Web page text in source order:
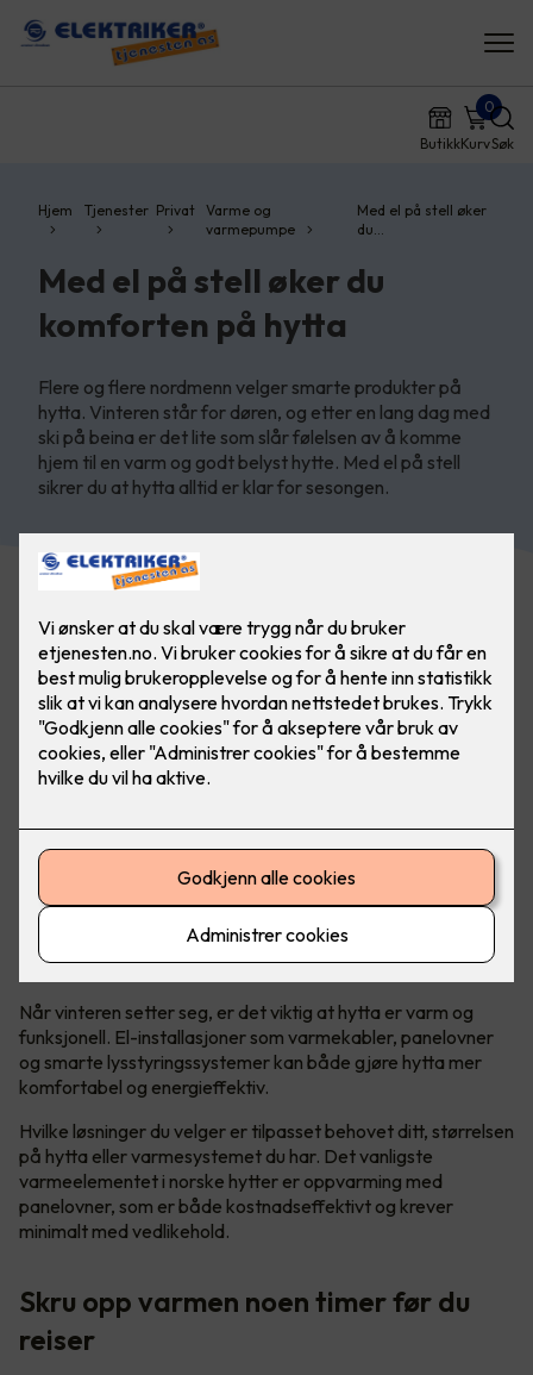
ButikkKurv
0
Søk
Hjem Tjenester Privat
Varme og
varmepumpe
Med el på stell øker
du…
Med el på stell øker du
komforten på hytta
Flere og flere nordmenn velger smarte produkter på
hytta. Vinteren står for døren, og etter en lang dag med
ski på beina er det lite som slår følelsen av å komme
hjem til en varm og godt belyst hytte. Med el på stell
sikrer du at hytta alltid er klar for sesongen.
vel da bedre enn å komme frem til ferdig oppvarmet
hytte?
Økt komfort med riktig elektrisk
installasjon
Når vinteren setter seg, er det viktig at hytta er varm og
funksjonell. El-installasjoner som varmekabler, panelovner
og smarte lysstyringssystemer kan både gjøre hytta mer
komfortabel og energieffektiv.
Hvilke løsninger du velger er tilpasset behovet ditt, størrelsen
på hytta eller varmesystemet du har. Det vanligste
varmeelementet i norske hytter er oppvarming med
panelovner, som er både kostnadseffektivt og krever
minimalt med vedlikehold.
Skru opp varmen noen timer før du
reiser